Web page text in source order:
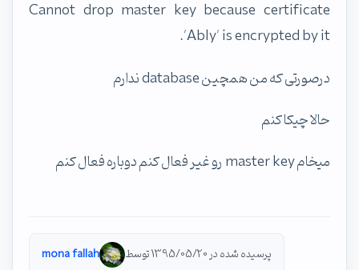
Cannot drop master key because certificate
'Ably' is encrypted by it.
درصورتی که من همچین database ندارم
حالا چیکا کنم
میخام master key رو غیر فعال کنم دوباره فعال کنم
پرسیده شده در 1395/05/20 توسط mona fallah